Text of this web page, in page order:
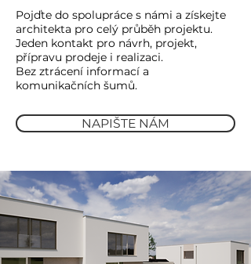
Pojďte do spolupráce s námi a získejte
architekta pro celý průběh projektu.
Jeden kontakt pro návrh, projekt,
přípravu prodeje i realizaci.
Bez ztrácení informací a
komunikačních šumů.
NAPIŠTE NÁM